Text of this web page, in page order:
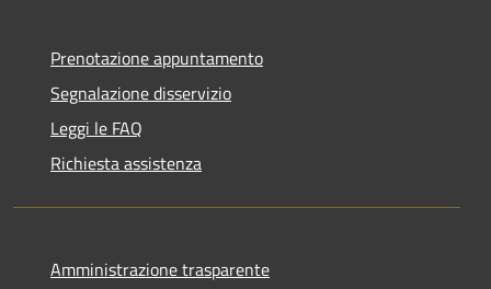
Prenotazione appuntamento
Segnalazione disservizio
Leggi le FAQ
Richiesta assistenza
Amministrazione trasparente